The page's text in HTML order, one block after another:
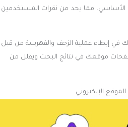
الأساسي، مما يحد من نقرات المستخدمين
في إبطاء عملية الزحف والفهرسة من قبل
موقعك في نتائج البحث ويقلل من
الإلكتروني